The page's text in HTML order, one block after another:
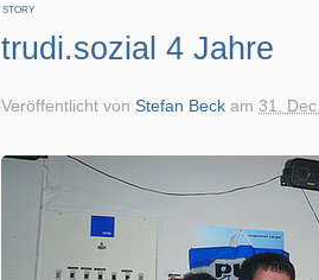
STORY
trudi.sozial 4 Jahre
Veröffentlicht vonStefan Beck am 31.